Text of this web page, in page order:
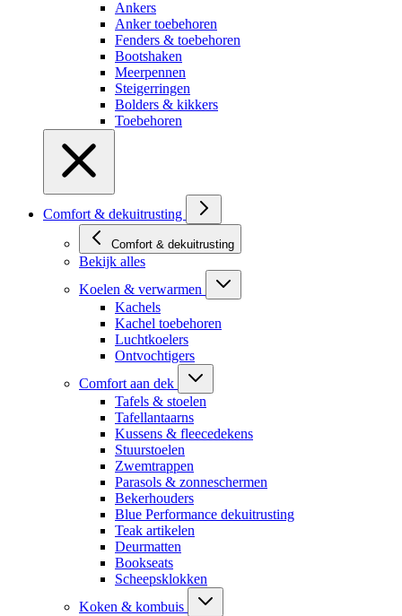
Ankers
Anker toebehoren
Fenders & toebehoren
Bootshaken
Meerpennen
Steigerringen
Bolders & kikkers
Toebehoren
Comfort & dekuitrusting
Comfort & dekuitrusting
Bekijk alles
Koelen & verwarmen
Kachels
Kachel toebehoren
Luchtkoelers
Ontvochtigers
Comfort aan dek
Tafels & stoelen
Tafellantaarns
Kussens & fleecedekens
Stuurstoelen
Zwemtrappen
Parasols & zonneschermen
Bekerhouders
Blue Performance dekuitrusting
Teak artikelen
Deurmatten
Bookseats
Scheepsklokken
Koken & kombuis